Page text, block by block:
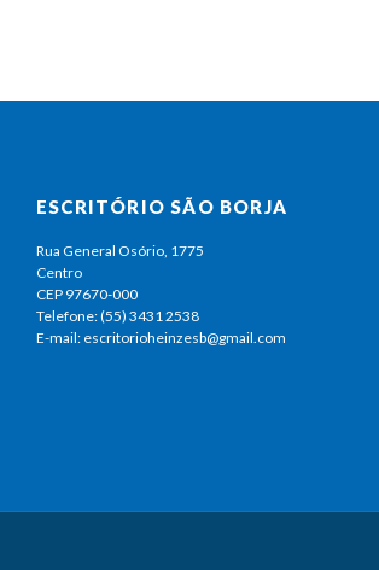
ESCRITÓRIO SÃO BORJA
Rua General Osório, 1775
Centro
CEP 97670-000
Telefone: (55) 3431 2538
E-mail: escritorioheinzesb@gmail.com